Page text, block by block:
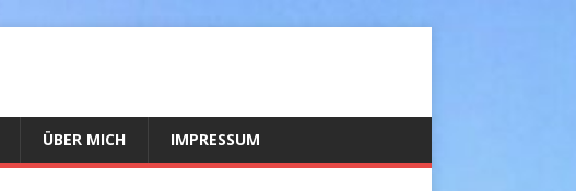
ÜBER MICH IMPRESSUM